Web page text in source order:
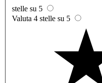
stelle su 5
Valuta 4 stelle su 5